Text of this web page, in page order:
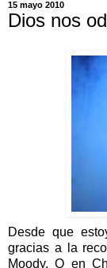
15 mayo 2010
Dios nos
Desde que
gracias a la
Moody. O en